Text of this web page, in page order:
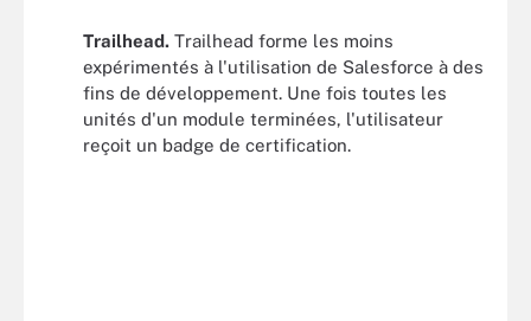
Trailhead. Trailhead forme les moins
expérimentés à l'utilisation de Salesforce à des
fins de développement. Une fois toutes les
unités d'un module terminées, l'utilisateur
reçoit un badge de certification.